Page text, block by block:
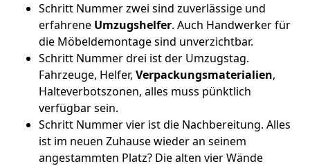
Schritt Nummer zwei sind zuverlässige und
erfahrene Umzugshelfer. Auch Handwerker für
die Möbeldemontage sind unverzichtbar.
Schritt Nummer drei ist der Umzugstag.
Fahrzeuge, Helfer, Verpackungsmaterialien,
Halteverbotszonen, alles muss pünktlich
verfügbar sein.
Schritt Nummer vier ist die Nachbereitung. Alles
ist im neuen Zuhause wieder an seinem
angestammten Platz? Die alten vier Wände